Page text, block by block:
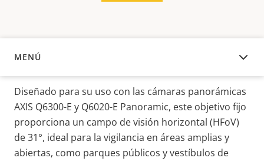
MENÚ
DESCRIPCIÓN
Diseñado para su uso con las cámaras panorámicas
AXIS Q6300-E y Q6020-E Panoramic, este objetivo fijo
proporciona un campo de visión horizontal (HFoV)
de 31°, ideal para la vigilancia en áreas amplias y
abiertas, como parques públicos y vestíbulos de